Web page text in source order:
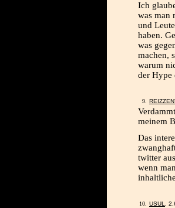
Ich
was man
und
haben.
was
machen,
warum
der Hype
meinem
Das
twitter
wenn
USUL ,